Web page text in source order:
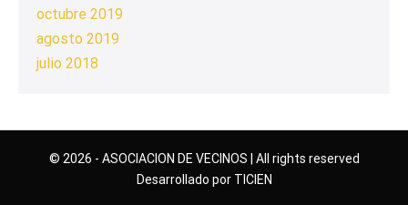
octubre 2019
agosto 2019
julio 2018
© 2026 - ASOCIACION DE VECINOS | All rights reserved
Desarrollado por TICIEN